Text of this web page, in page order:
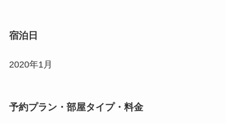
宿泊日
2020年1月
予約プラン・部屋タイプ・料金